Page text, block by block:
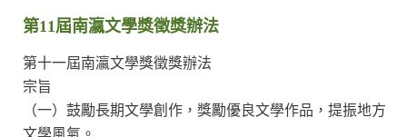
第11屆南瀛文學獎徵獎辦法
第十一屆南瀛文學獎徵獎辦法
宗旨
（一）鼓勵長期文學創作，獎勵優良文學作品，提振地方
文學風氣。